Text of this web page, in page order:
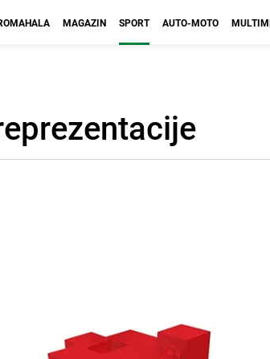
MAGAZIN SPORT AUTO-MOTO